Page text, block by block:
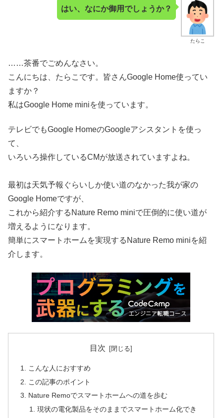
たらこ
はい、なにか御用でしょうか？
……茶番でごめんなさい。
こんにちは、たらこです。皆さんGoogle Home使ってい
ますか？
私はGoogle Home miniを使っています。
テレビでもGoogle HomeのGoogleアシスタントを使っ
て、
いろいろ操作しているCMが放送されていますよね。
最初は天気予報ぐらいしか使い道のなかった我が家の
Google Homeですが、
これから紹介するNature Remo miniで圧倒的に使い道が
増えるようになります。
簡単にスマートホームを実現するNature Remo miniを紹
介します。
目次
こんな人におすすめ
この記事のポイント
Nature Remoでスマートホームへの道を歩む
現状の電化製品をそのままでスマートホーム化でき